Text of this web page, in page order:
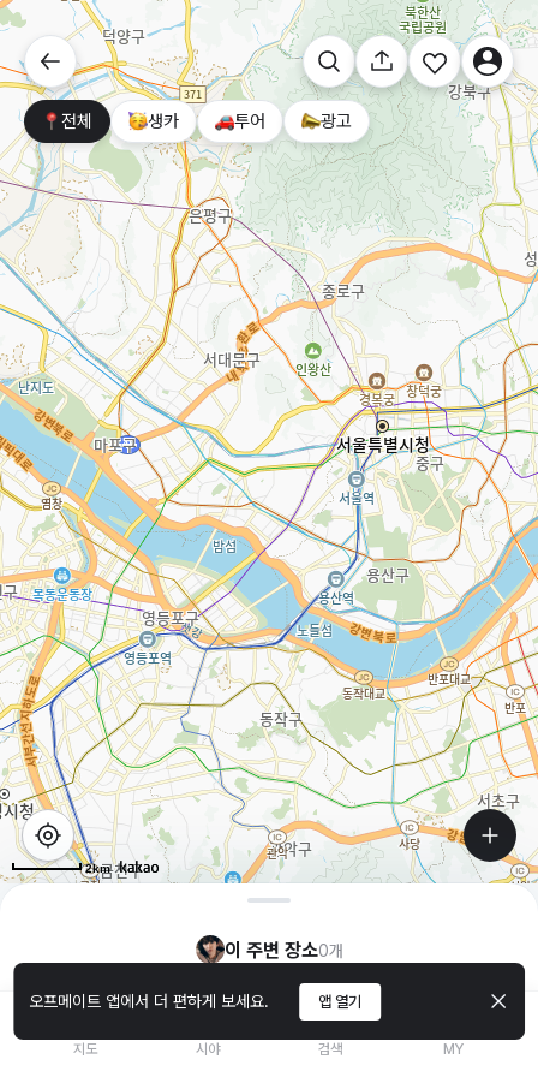
오프메이트 앱에서 더 편하게 보세요. 앱 열기
2km
전체 생카 투어 광고
이 주변 장소0개
지도 시야 검색 MY